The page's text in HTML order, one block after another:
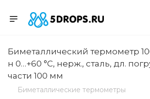
Биметаллический термометр
н 0…+60 °C, нерж., сталь, дл.
части 100 мм
Биметаллические термометры